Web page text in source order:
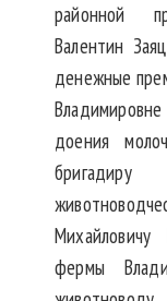
районной
Валентин
денежные
доения
бригадиру
фермы